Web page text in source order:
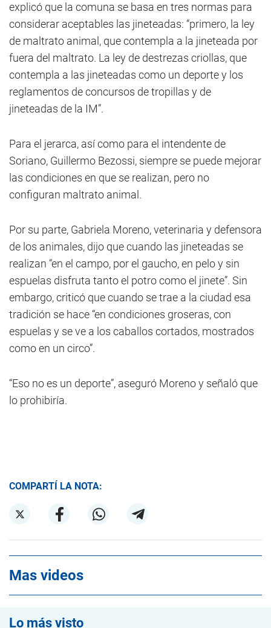
explicó que la comuna se basa en tres normas para
considerar aceptables las jineteadas: “primero, la ley
de maltrato animal, que contempla a la jineteada por
fuera del maltrato. La ley de destrezas criollas, que
contempla a las jineteadas como un deporte y los
reglamentos de concursos de tropillas y de
jineteadas de la IM”.
Para el jerarca, así como para el intendente de
Soriano, Guillermo Bezossi, siempre se puede mejorar
las condiciones en que se realizan, pero no
configuran maltrato animal.
Por su parte, Gabriela Moreno, veterinaria y defensora
de los animales, dijo que cuando las jineteadas se
realizan “en el campo, por el gaucho, en pelo y sin
espuelas disfruta tanto el potro como el jinete”. Sin
embargo, criticó que cuando se trae a la ciudad esa
tradición se hace “en condiciones groseras, con
espuelas y se ve a los caballos cortados, mostrados
como en un circo”.
“Eso no es un deporte”, aseguró Moreno y señaló que
lo prohibiría.
COMPARTÍ LA NOTA:
Mas videos
Lo más visto